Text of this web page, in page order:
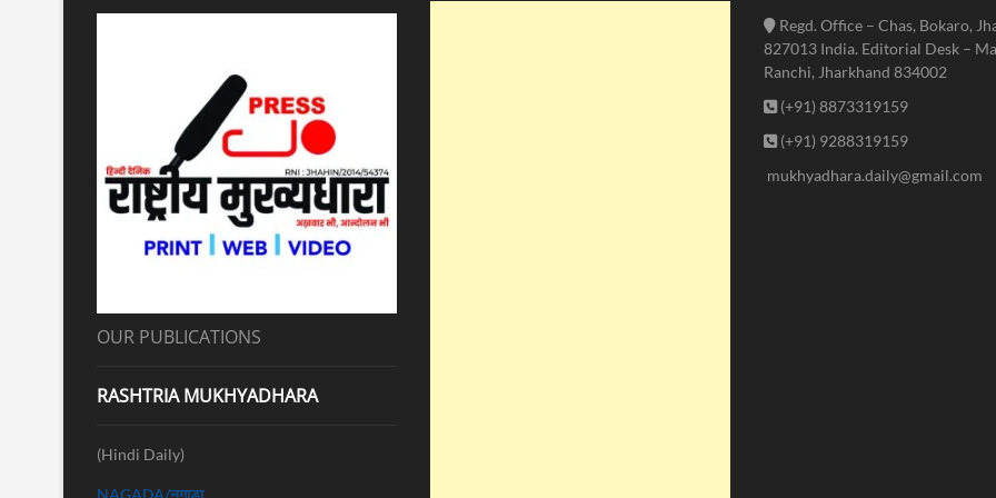
OUR PUBLICATIONS
RASHTRIA MUKHYADHARA
(Hindi Daily)
NAGADA/नगाड़ा
Regd. Office – Chas, Bokaro,
827013 India. Editorial Desk –
Ranchi, Jharkhand 834002
(+91) 8873319159
(+91) 9288319159
mukhyadhara.daily@gmail.com